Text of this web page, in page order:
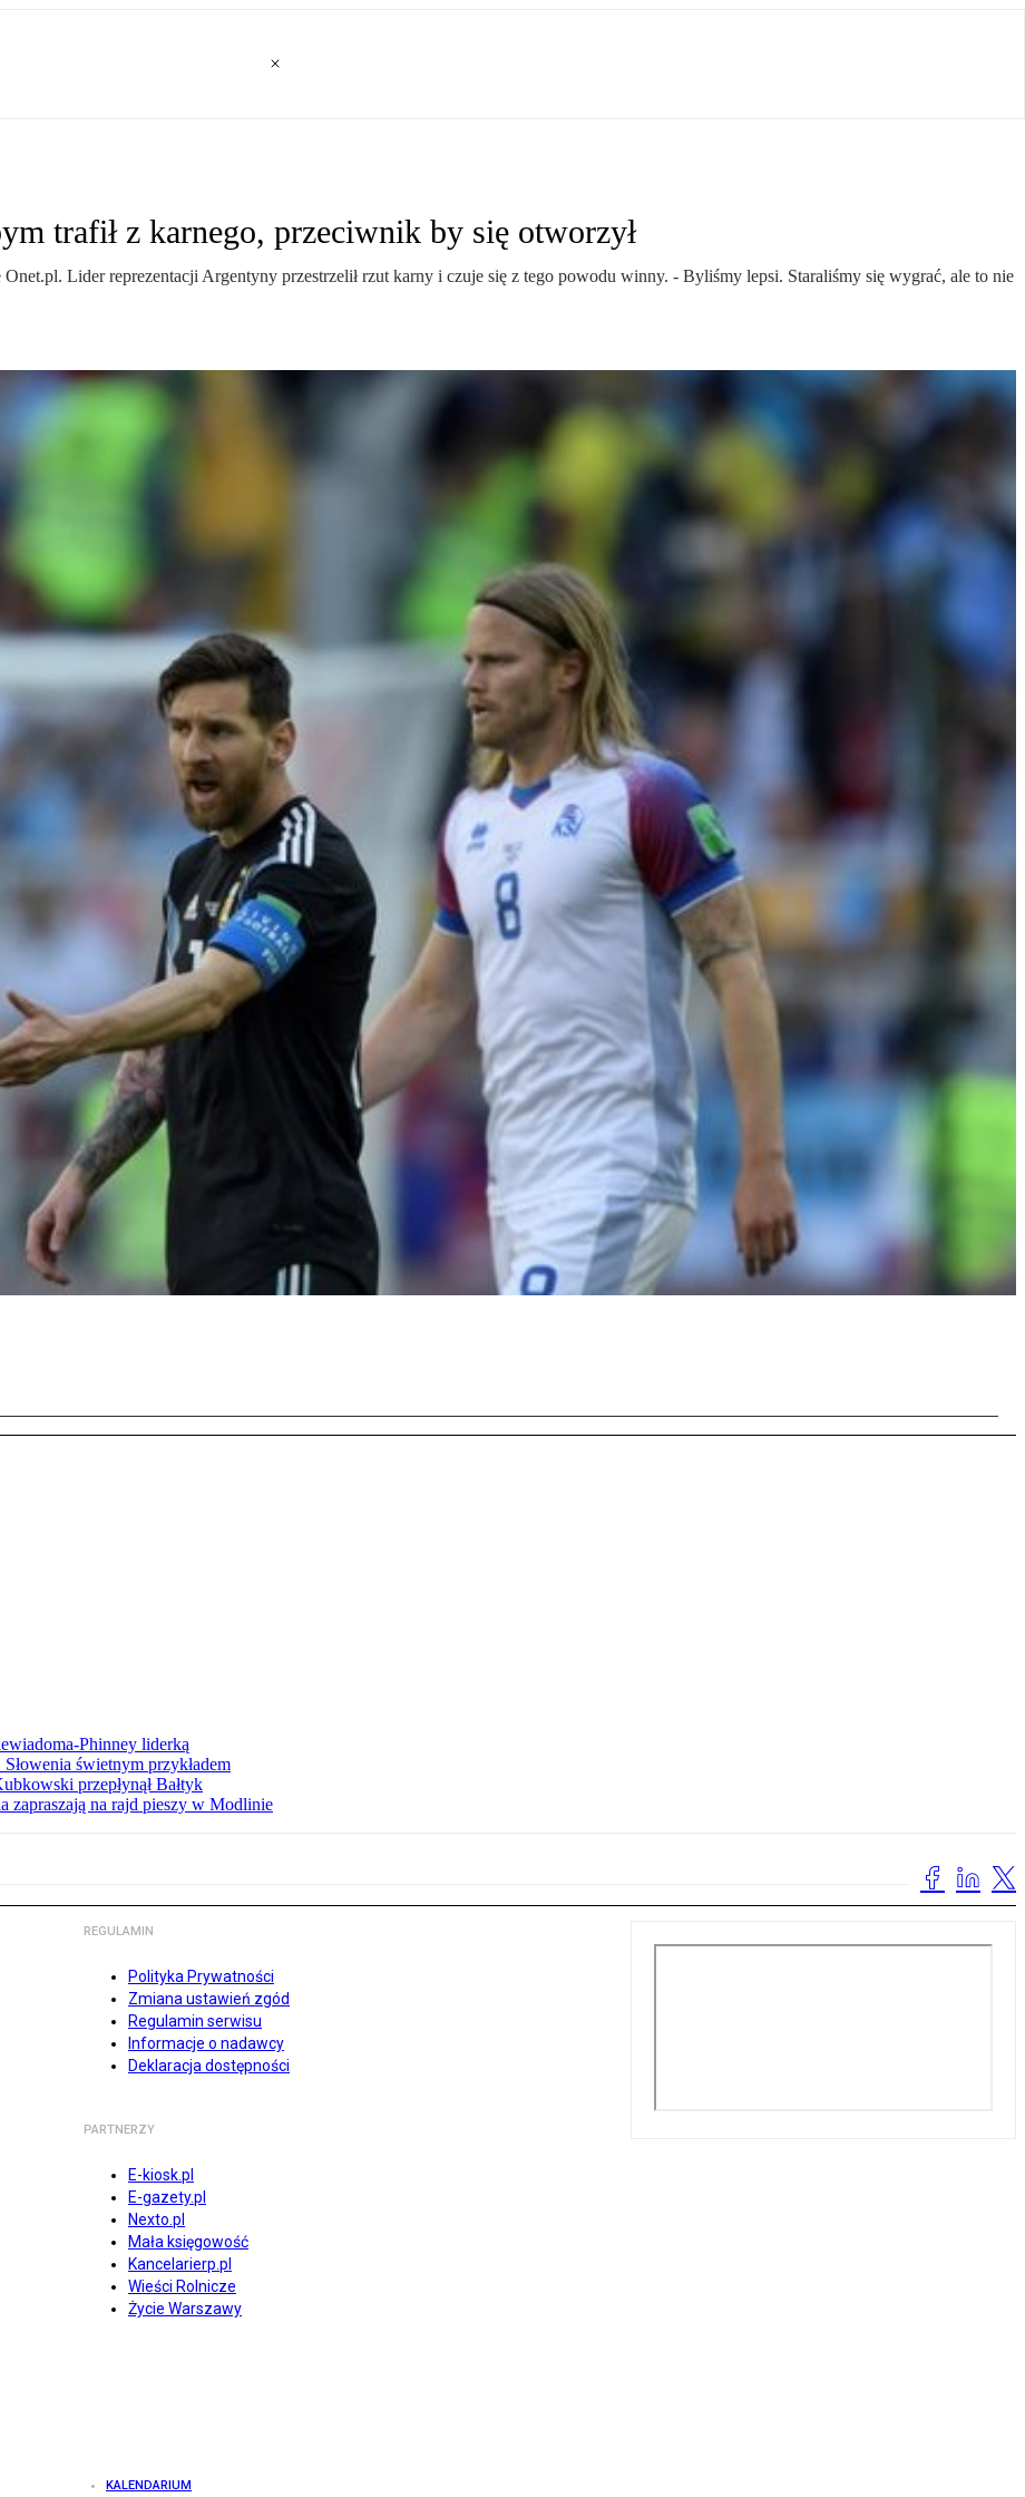
trafił z karnego, przeciwnik by się otworzył
Lider reprezentacji Argentyny przestrzelił rzut karny i czuje się z tego powodu winny. - Byliśmy lepsi. Staraliśmy się wygrać, ale to nie
Phinney liderką
świetnym przykładem
przepłynął Bałtyk
zapraszają na rajd pieszy w Modlinie
REGULAMIN
Polityka Prywatności
Zmiana ustawień zgód
Regulamin serwisu
Informacje o nadawcy
Deklaracja dostępności
PARTNERZY
E-kiosk.pl
E-gazety.pl
Nexto.pl
Mała księgowość
Kancelarierp.pl
Wieści Rolnicze
Życie Warszawy
KALENDARIUM